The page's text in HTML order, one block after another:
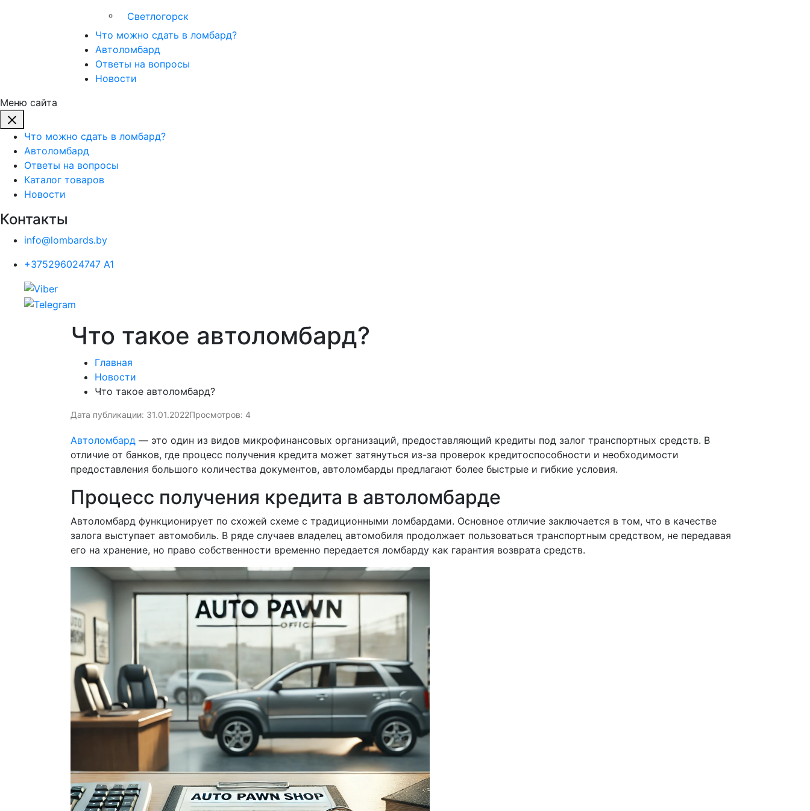
Светлогорск
Что можно сдать в ломбард?
Автоломбард
Ответы на вопросы
Новости
Меню сайта
Что можно сдать в ломбард?
Автоломбард
Ответы на вопросы
Каталог товаров
Новости
Контакты
info@lombards.by
+375296024747 A1
Что такое автоломбард?
Главная
Новости
Что такое автоломбард?
Дата публикации: 31.01.2022Просмотров: 4
Автоломбард — это один из видов микрофинансовых организаций, предоставляющий кредиты под залог транспортных средств. В
отличие от банков, где процесс получения кредита может затянуться из-за проверок кредитоспособности и необходимости
предоставления большого количества документов, автоломбарды предлагают более быстрые и гибкие условия.
Процесс получения кредита в автоломбарде
Автоломбард функционирует по схожей схеме с традиционными ломбардами. Основное отличие заключается в том, что в качестве
залога выступает автомобиль. В ряде случаев владелец автомобиля продолжает пользоваться транспортным средством, не передавая
его на хранение, но право собственности временно передается ломбарду как гарантия возврата средств.